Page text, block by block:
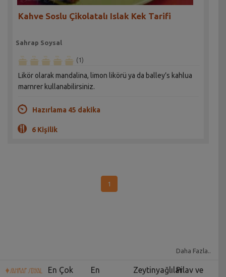
Kahve Soslu Çikolatalı Islak Kek Tarifi
Sahrap Soysal
(1)
Likör olarak mandalina, limon likörü ya da balley’s kahlua
marnrer kullanabilirsiniz.
Hazırlama 45 dakika
6 Kişilik
1
Daha Fazla..
En Çok
En
ZeytinyağlılarPilav ve